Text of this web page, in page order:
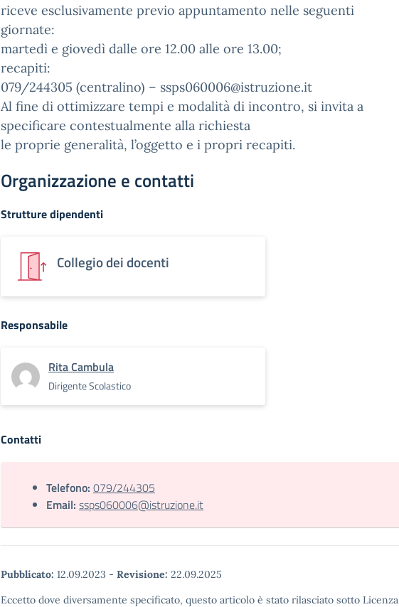
riceve esclusivamente previo appuntamento nelle seguenti
giornate:
martedì e giovedì dalle ore 12.00 alle ore 13.00;
recapiti:
079/244305 (centralino) – ssps060006@istruzione.it
Al fine di ottimizzare tempi e modalità di incontro, si invita a
specificare contestualmente alla richiesta
le proprie generalità, l’oggetto e i propri recapiti.
Organizzazione e contatti
Strutture dipendenti
Collegio dei docenti
Responsabile
Rita Cambula
Dirigente Scolastico
Contatti
Telefono: 079/244305
Email: ssps060006@istruzione.it
Pubblicato: 12.09.2023 - Revisione: 22.09.2025
Eccetto dove diversamente specificato, questo articolo è stato rilasciato sotto Licenza